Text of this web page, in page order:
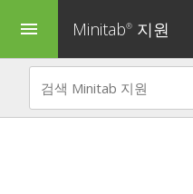
menu Minitab® 지원